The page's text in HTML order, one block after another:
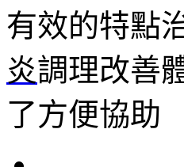
有效的特點
炎調理改善
了方便協助